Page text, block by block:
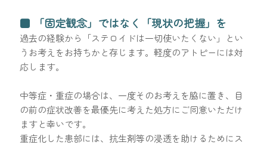
■ 「固定観念」ではなく「現状の把握」を
過去の経験から「ステロイドは一切使いたくない」とい
うお考えをお持ちかと存じます。軽度のアトピーには対
応します。
中等症・重症の場合は、一度そのお考えを脇に置き、目
の前の症状改善を最優先に考えた処方にご同意いただけ
ますと幸いです。
重症化した患部には、抗生剤等の浸透を助けるためにス